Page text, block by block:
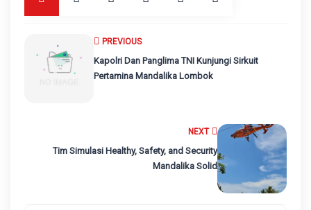
NEXT
Tim Simulasi Healthy, Safety, and Security
Mandalika Solid
PREVIOUS
Kapolri Dan Panglima TNI Kunjungi Sirkuit
Pertamina Mandalika Lombok